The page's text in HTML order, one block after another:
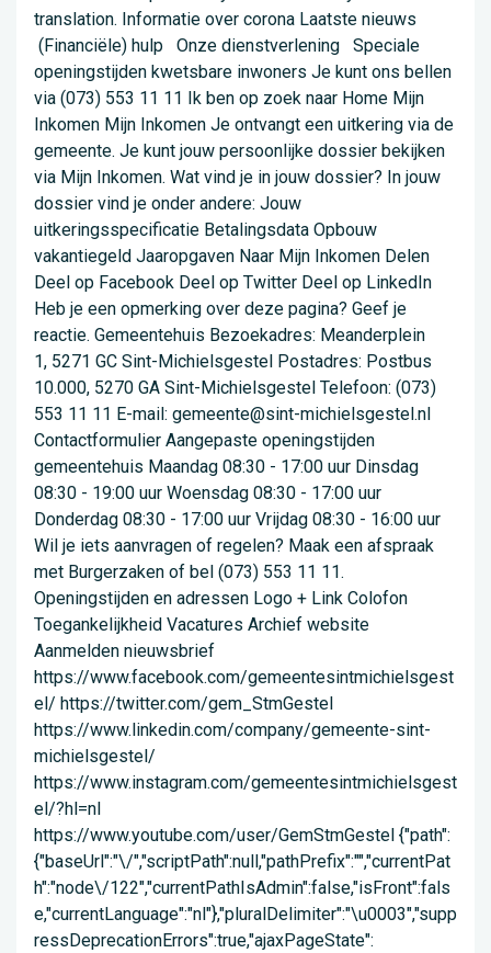
translation. Informatie over corona Laatste nieuws
(Financiële) hulp Onze dienstverlening Speciale
openingstijden kwetsbare inwoners Je kunt ons bellen
via (073) 553 11 11 Ik ben op zoek naar Home Mijn
Inkomen Mijn Inkomen Je ontvangt een uitkering via de
gemeente. Je kunt jouw persoonlijke dossier bekijken
via Mijn Inkomen. Wat vind je in jouw dossier? In jouw
dossier vind je onder andere: Jouw
uitkeringsspecificatie Betalingsdata Opbouw
vakantiegeld Jaaropgaven Naar Mijn Inkomen Delen
Deel op Facebook Deel op Twitter Deel op LinkedIn
Heb je een opmerking over deze pagina? Geef je
reactie. Gemeentehuis Bezoekadres: Meanderplein
1, 5271 GC Sint-Michielsgestel Postadres: Postbus
10.000, 5270 GA Sint-Michielsgestel Telefoon: (073)
553 11 11 E-mail: gemeente@sint-michielsgestel.nl
Contactformulier Aangepaste openingstijden
gemeentehuis Maandag 08:30 - 17:00 uur Dinsdag
08:30 - 19:00 uur Woensdag 08:30 - 17:00 uur
Donderdag 08:30 - 17:00 uur Vrijdag 08:30 - 16:00 uur
Wil je iets aanvragen of regelen? Maak een afspraak
met Burgerzaken of bel (073) 553 11 11.
Openingstijden en adressen Logo + Link Colofon
Toegankelijkheid Vacatures Archief website
Aanmelden nieuwsbrief
https://www.facebook.com/gemeentesintmichielsgest
el/ https://twitter.com/gem_StmGestel
https://www.linkedin.com/company/gemeente-sint-
michielsgestel/
https://www.instagram.com/gemeentesintmichielsgest
el/?hl=nl
https://www.youtube.com/user/GemStmGestel {"path":
{"baseUrl":"\/","scriptPath":null,"pathPrefix":"","currentPat
h":"node\/122","currentPathIsAdmin":false,"isFront":fals
e,"currentLanguage":"nl"},"pluralDelimiter":"\u0003","supp
ressDeprecationErrors":true,"ajaxPageState":